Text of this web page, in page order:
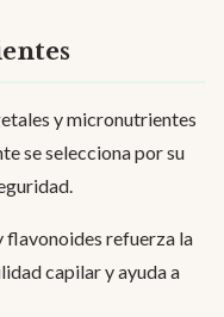
y micronutrientes
se selecciona por su
flavonoides refuerza la
capilar y ayuda a